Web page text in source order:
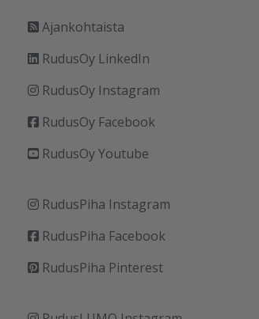
Ajankohtaista
RudusOy LinkedIn
RudusOy Instagram
RudusOy Facebook
RudusOy Youtube
RudusPiha Instagram
RudusPiha Facebook
RudusPiha Pinterest